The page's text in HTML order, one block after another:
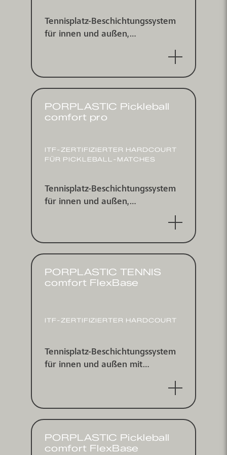
Tennisplatz-Beschichtungs­system
für innen und außen,
PORPLASTIC Pickleball
comfort pro
ITF-ZERTI­FIZIERTER HARDCOURT
FÜR PICKLEBALL-MATCHES
Tennisplatz-Beschichtungs­system
für innen und außen,
punktelastisch nach DIN V 18032-
PORPLASTIC TENNIS
comfort FlexBase
ITF-ZERTI­FIZIERTER HARDCOURT
Tennisplatz-Beschichtungs­system
für innen und außen mit
PORPLASTIC Pickleball
comfort FlexBase